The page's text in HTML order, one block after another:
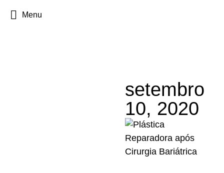
Menu
setembro
10, 2020